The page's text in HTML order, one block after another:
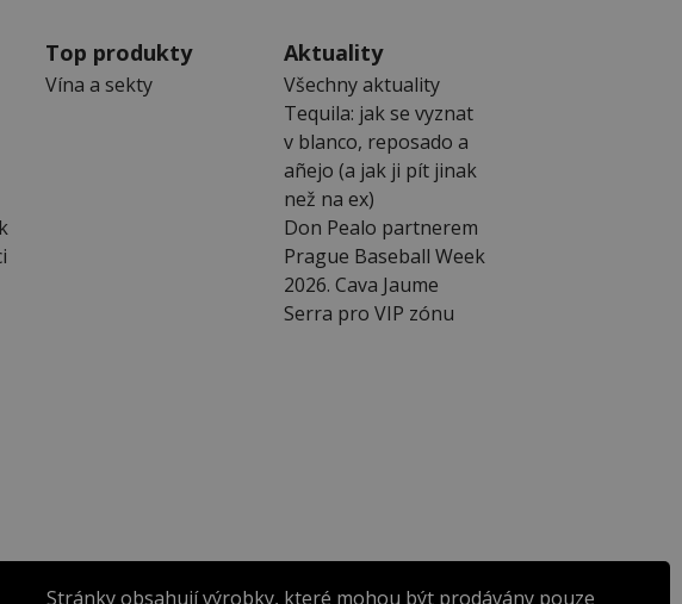
Top produkty
Vína a sekty
Aktuality
Všechny aktuality
Tequila: jak se vyznat
v blanco, reposado a
añejo (a jak ji pít jinak
než na ex)
Don Pealo partnerem
Prague Baseball Week
2026. Cava Jaume
Serra pro VIP zónu
Stránky obsahují výrobky, které mohou být prodávány pouze